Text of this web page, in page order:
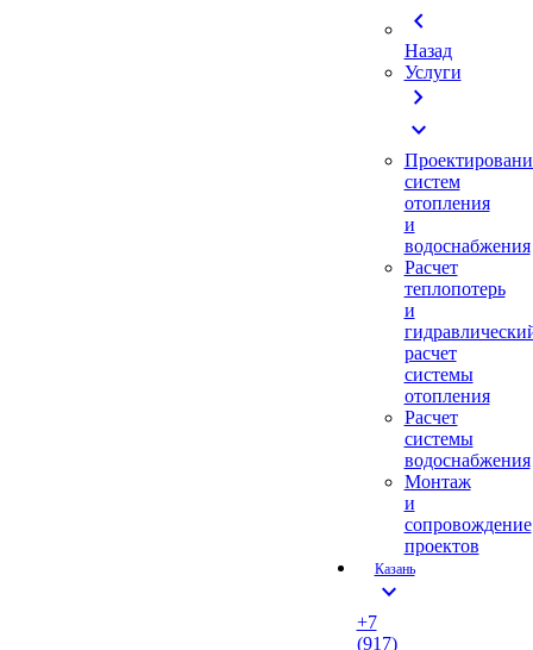
chevron_left
Назад
Услуги
chevron_right
expand_more
систем
отопления
и
водоснабжения
Расчет
теплопотерь
и
расчет
системы
отопления
Расчет
системы
водоснабжения
Монтаж
и
сопровождение
проектов
Казань
expand_more
+7
(917)